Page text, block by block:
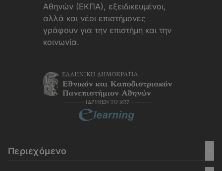
Αθηνών (ΕΚΠΑ), εξειδικευμένοι,
αλλά και νέοι επιστήμονες
γράφουν για την επιστήμη και την
κοινωνία.
Περιεχόμενο